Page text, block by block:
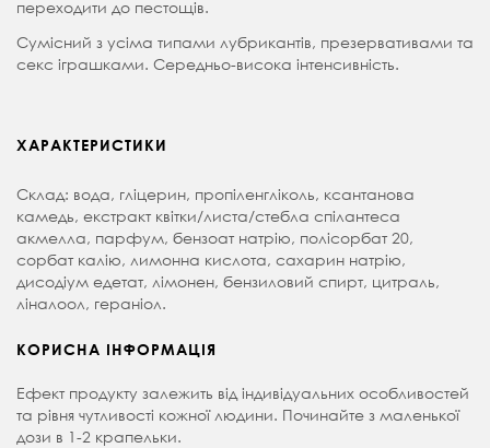
переходити до пестощів.
Сумісний з усіма типами лубрикантів, презервативами та
секс іграшками. Середньо-висока інтенсивність.
ХАРАКТЕРИСТИКИ
Склад: вода, гліцерин, пропіленгліколь, ксантанова
камедь, екстракт квітки/листа/стебла спілантеса
акмелла, парфум, бензоат натрію, полісорбат 20,
сорбат калію, лимонна кислота, сахарин натрію,
дисодіум едетат, лімонен, бензиловий спирт, цитраль,
ліналоол, гераніол.
КОРИСНА ІНФОРМАЦІЯ
Ефект продукту залежить від індивідуальних особливостей
та рівня чутливості кожної людини. Починайте з маленької
дози в 1-2 крапельки.